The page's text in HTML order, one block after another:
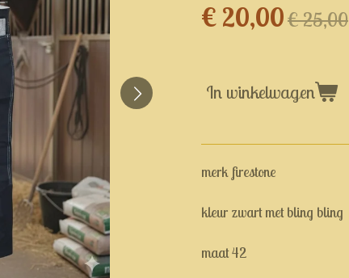
€ 20,00€ 25,00
In winkelwagen
merk firestone
kleur zwart met bling bling
maat 42